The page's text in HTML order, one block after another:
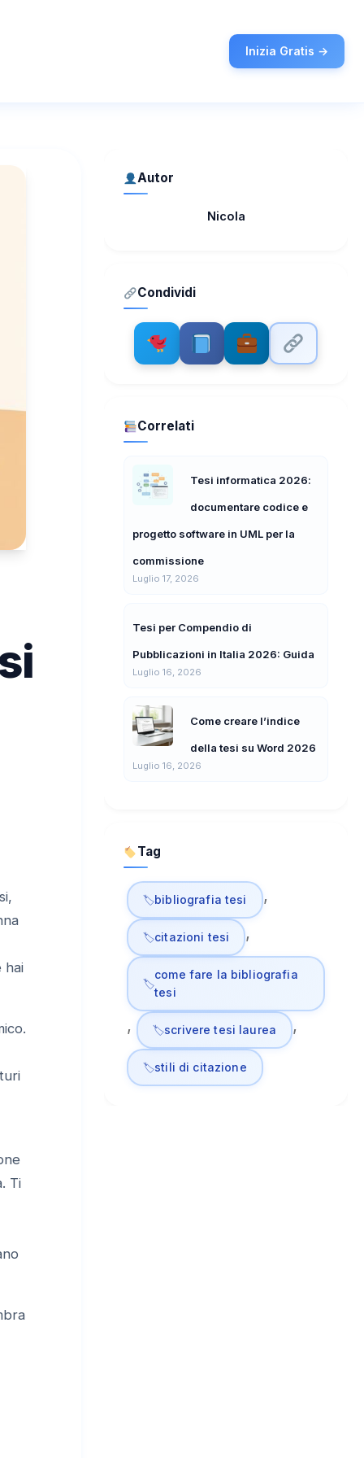
Inizia Gratis →
hai
Ti
Autor
Nicola
Condividi
Correlati
Tesi informatica 2026:
documentare codice e
progetto software in UML per la
commissione
Luglio 17, 2026
Tesi per Compendio di
Pubblicazioni in Italia 2026: Guida
Luglio 16, 2026
Come creare l’indice
della tesi su Word 2026
Luglio 16, 2026
Tag
bibliografia tesi ,
citazioni tesi ,
come fare la bibliografia
tesi
, scrivere tesi laurea ,
stili di citazione